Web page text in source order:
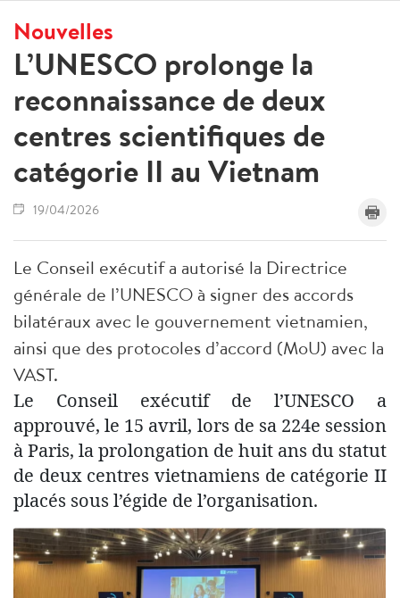
Nouvelles
L’UNESCO prolonge la
reconnaissance de deux
centres scientifiques de
catégorie II au Vietnam
19/04/2026
Le Conseil exécutif a autorisé la Directrice
générale de l’UNESCO à signer des accords
bilatéraux avec le gouvernement vietnamien,
ainsi que des protocoles d’accord (MoU) avec la
VAST.
Le Conseil exécutif de l’UNESCO a
approuvé, le 15 avril, lors de sa 224e session
à Paris, la prolongation de huit ans du statut
de deux centres vietnamiens de catégorie II
placés sous l’égide de l’organisation.